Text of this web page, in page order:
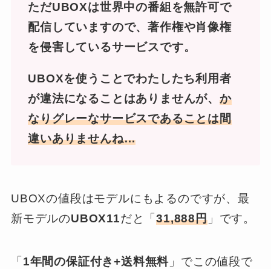
ただUBOXは世界中の番組を無許可で
配信していますので、著作権や肖像権
を侵害しているサービスです。
UBOXを使うことでわたしたち利用者
が違法になることはありませんが、か
なりグレーなサービスであることは間
違いありませんね…
UBOXの値段はモデルにもよるのですが、最
新モデルのUBOX11だと「31,888円」です。
「1年間の保証付き+送料無料 」でこの値段で